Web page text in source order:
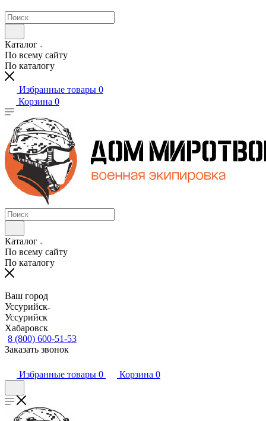
Каталог
По всему сайту
По каталогу
Избранные товары 0
Корзина 0
Каталог
По всему сайту
По каталогу
Ваш город
Уссурийск
Уссурийск
Хабаровск
8 (800) 600-51-53
Заказать звонок
Избранные товары 0 Корзина 0